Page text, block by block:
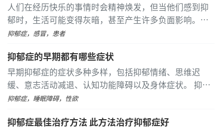
人们在经历快乐的事情时会精神焕发，但当他们感到抑
郁时，生活可能变得灰暗，甚至产生许多负面影响。抑
郁症患者可能会觉得生活无趣，从而产生无助、无力和
是情绪问题，几乎每个人都会经历某种程度的抑郁
细]
抑郁症，感冒，患者
抑郁症的早期都有哪些症状
早期抑郁症的症状多种多样，包括抑郁情绪、思维迟
缓、意志活动减退、认知功能障碍以及身体症状。 抑郁
情绪主要表现为持续的悲观和消极，患者会感到不快
细]
抑郁症，睡眠障碍，性欲
抑郁症最佳治疗方法 此方法治疗抑郁症好